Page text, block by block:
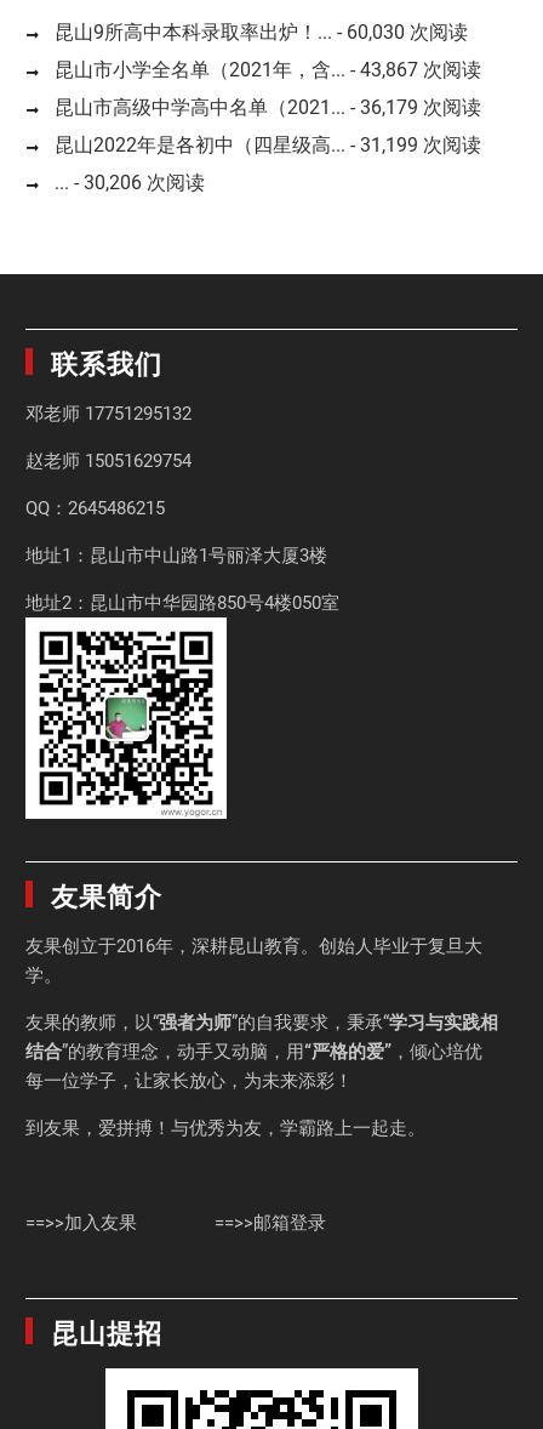
昆山9所高中本科录取率出炉！... - 60,030 次阅读
昆山市小学全名单（2021年，含... - 43,867 次阅读
昆山市高级中学高中名单（2021... - 36,179 次阅读
昆山2022年是各初中（四星级高... - 31,199 次阅读
... - 30,206 次阅读
联系我们
邓老师 17751295132
赵老师 15051629754
QQ：2645486215
地址1：昆山市中山路1号丽泽大厦3楼
地址2：昆山市中华园路850号4楼050室
友果简介
友果创立于2016年，深耕昆山教育。创始人毕业于复旦大
学。
友果的教师，以“强者为师”的自我要求，秉承“学习与实践相
结合”的教育理念，动手又动脑，用“严格的爱” ，倾心培优
每一位学子，让家长放心，为未来添彩！
到友果，爱拼搏！与优秀为友，学霸路上一起走。
==>>加入友果 ==>>邮箱登录
昆山提招